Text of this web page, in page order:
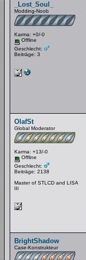
_Lost_Soul_
Modding-Noob
Karma: +0/-0
Offline
Geschlecht:
Beiträge: 3
OlafSt
Global Moderator
Karma: +13/-0
Offline
Geschlecht:
Beiträge: 2138
Master of STLCD and LISA
III
BrightShadow
Case-Konstrukteur